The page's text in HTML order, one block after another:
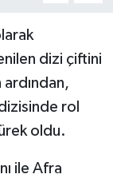
dizi çiftini
rol
oldu.
ile Afra